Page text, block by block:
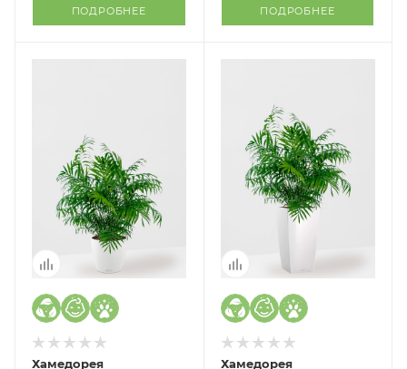
ПОДРОБНЕЕ ПОДРОБНЕЕ
Хамедорея
Хамедорея